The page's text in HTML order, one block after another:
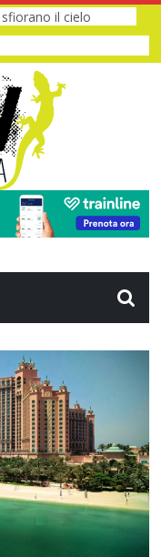
il cielo
meraviglie
smart
le novità
turismo prende voce